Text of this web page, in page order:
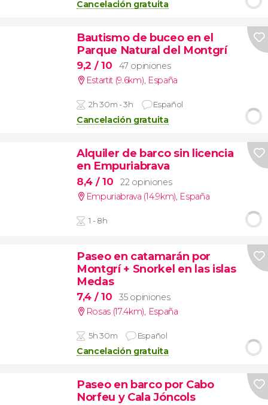
Cancelación gratuita
Bautismo de buceo en el
Parque Natural del Montgrí
9,2 / 10
47 opiniones
Estartit (9.6km), España
2h 30m - 3h Español
Cancelación gratuita
Alquiler de barco sin licencia
en Empuriabrava
8,4 / 10
22 opiniones
Empuriabrava (14.9km), España
1 - 8h
Paseo en catamarán por
Montgrí + Snorkel en las islas
Medas
7,4 / 10
35 opiniones
Rosas (17.4km), España
5h 30m Español
Cancelación gratuita
Paseo en barco por Cabo
Norfeu y Cala Jóncols